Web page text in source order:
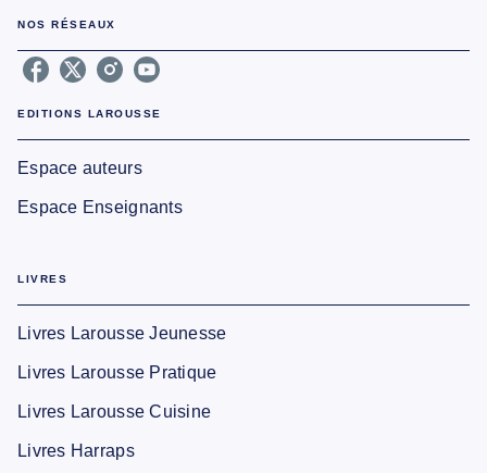
NOS RÉSEAUX
EDITIONS LAROUSSE
Espace auteurs
Espace Enseignants
LIVRES
Livres Larousse Jeunesse
Livres Larousse Pratique
Livres Larousse Cuisine
Livres Harraps